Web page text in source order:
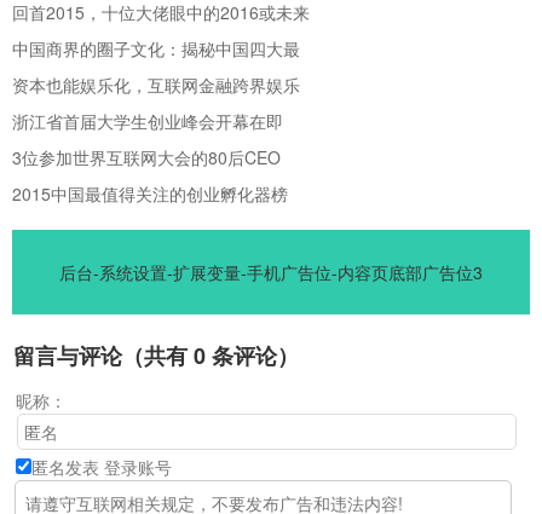
回首2015，十位大佬眼中的2016或未来
中国商界的圈子文化：揭秘中国四大最
资本也能娱乐化，互联网金融跨界娱乐
浙江省首届大学生创业峰会开幕在即
3位参加世界互联网大会的80后CEO
2015中国最值得关注的创业孵化器榜
后台-系统设置-扩展变量-手机广告位-内容页底部广告位3
留言与评论（共有0条评论）
昵称：
匿名发表 登录账号